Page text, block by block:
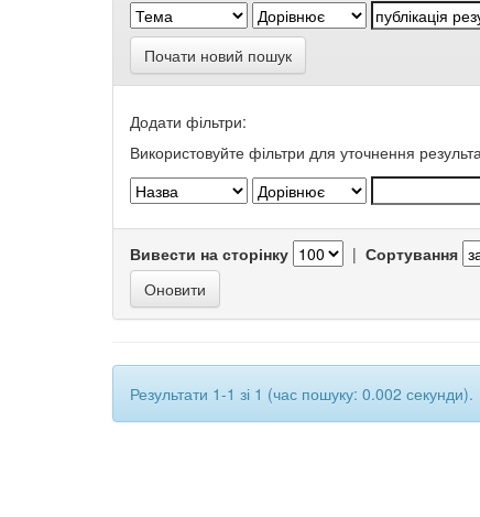
Почати новий пошук
Додати фільтри:
Використовуйте фільтри для уточнення
Вивести на сторінку | Сортування
Результати 1-1 зі 1 (час пошуку: 0.002 секунди).